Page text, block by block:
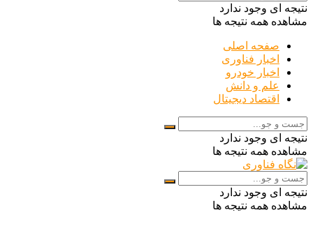
نتیجه ای وجود ندارد
مشاهده همه نتیجه ها
صفحه اصلی
اخبار فناوری
اخبار خودرو
علم و دانش
اقتصاد دیجیتال
نتیجه ای وجود ندارد
مشاهده همه نتیجه ها
نتیجه ای وجود ندارد
مشاهده همه نتیجه ها